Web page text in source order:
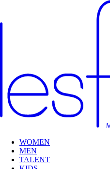
WOMEN
MEN
TALENT